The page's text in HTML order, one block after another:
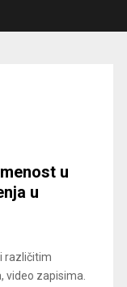
u
u
različitim
video zapisima.